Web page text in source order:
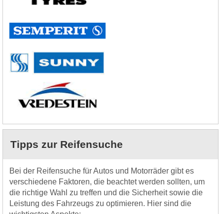
Tipps zur Reifensuche
Bei der Reifensuche für Autos und Motorräder gibt es
verschiedene Faktoren, die beachtet werden sollten, um
die richtige Wahl zu treffen und die Sicherheit sowie die
Leistung des Fahrzeugs zu optimieren. Hier sind die